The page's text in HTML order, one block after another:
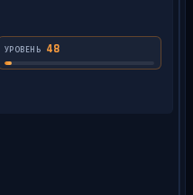
УРОВЕНЬ 48